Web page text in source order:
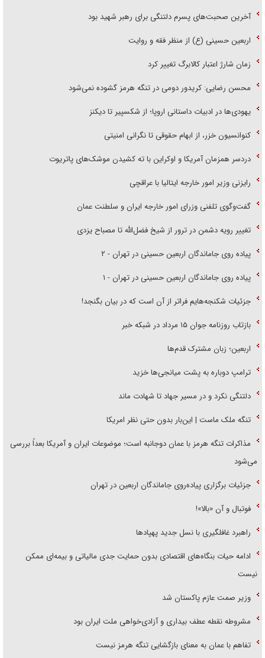
آخرین صحبت‌های پسرم دلتنگی برای رهبر شهید بود
اربعین حسینی (ع) از منظر فقه و روایت
زمان شارژ اعتبار کالابرگ تغییر کرد
محسن رضایی: کریدور دومی در تنگه هرمز گشوده نمی‌شود
یهودی‌ها در ادبیات داستانی اروپا؛ از شکسپیر تا دیکنز
کنوانسیون خزر، از ابهام حقوقی تا نگرانی امنیتی
دردسر همزمان آمریکا و اوکراین با ته کشیدن موشک‌های پاتریوت
رایزنی وزیر امور خارجه ایتالیا با عراقچی
گفت‌وگوی تلفنی وزرای امور خارجه ایران و سلطنت عمان
تغییر رویه دشمن در ترور از شیخ فضل‌الله تا مصباح یزدی
پیاده روی جاماندگان اربعین حسینی در تهران - ۲
پیاده روی جاماندگان اربعین حسینی در تهران - ۱
جزئیات شکنجه‌هایم فراتر از آن است که در بیان بگنجد!
بازتاب روزنامه جوان ۱۵ مرداد در شبکه خبر
اربعین؛ زبان مشترک قدم‌ها
ترامپ دوباره به پشت میانجی‌ها خزید
دلتنگی نکرد و در مسیر جهاد تا شهادت ماند
تنگه ملک ماست | این‌بار بدون حتی نظر امریکا
مذاکرات تنگه هرمز با عمان دوجانبه است؛ موضوعات ایران و آمریکا بعداً بررسی
می‌شود
جزئیات برگزاری پیاده‌روی جاماندگان اربعین در تهران
فوتبال و آن «بالا»!
راهبرد غافلگیری با نسل جدید پهپاد‌ها
ادامه حیات بنگاه‌های اقتصادی بدون حمایت جدی مالیاتی و بیمه‌ای ممکن
نیست
وزیر صمت عازم پاکستان شد
مشروطه نقطه عطف بیداری و آزادی‌خواهی ملت ایران بود
تفاهم با عمان به معنای بازگشایی تنگه هرمز نیست